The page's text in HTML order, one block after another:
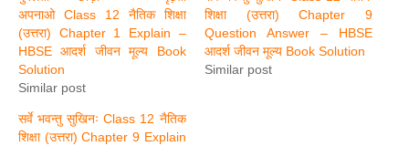
अपनाओ Class 12 नैतिक शिक्षा
(उत्तरा) Chapter 1 Explain –
HBSE आदर्श जीवन मूल्य Book
Solution
Similar post
शिक्षा (उत्तरा) Chapter 9
Question Answer – HBSE
आदर्श जीवन मूल्य Book Solution
Similar post
सर्वे भवन्तु सुखिनः Class 12 नैतिक
शिक्षा (उत्तरा) Chapter 9 Explain